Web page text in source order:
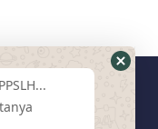
Media Sosial